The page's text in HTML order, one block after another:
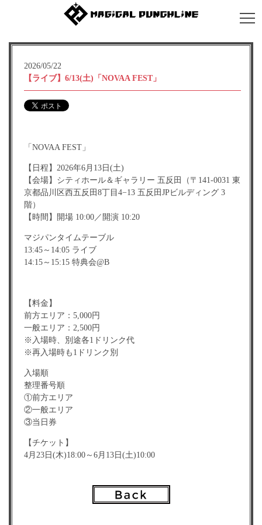
2026/05/22
【ライブ】6/13(土)「NOVAA FEST」
「NOVAA FEST」
【日程】2026年6月13日(土)
【会場】シティホール＆ギャラリー 五反田（〒141-0031 東
京都品川区西五反田8丁目4−13 五反田JPビルディング 3
階）
【時間】開場 10:00／開演 10:20
マジパンタイムテーブル
13:45～14:05 ライブ
14:15～15:15 特典会@B
【料金】
前方エリア：5,000円
一般エリア：2,500円
※入場時、別途各1ドリンク代
※再入場時も1ドリンク別
入場順
整理番号順
①前方エリア
②一般エリア
③当日券
【チケット】
4月23日(木)18:00～6月13日(土)10:00